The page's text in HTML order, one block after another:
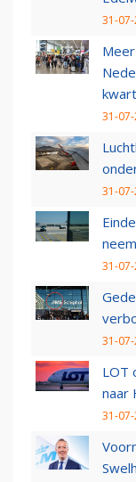
31-
31-
31-
31-
31-
LOT
naar
31-